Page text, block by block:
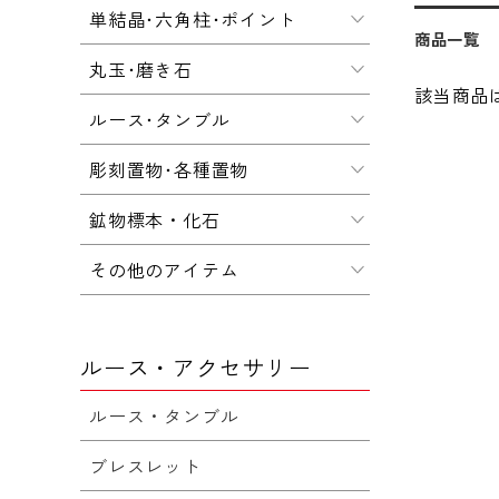
商品一覧
該当商品
単結晶･六角柱･ポイント
丸玉･磨き石
ルース･タンブル
彫刻置物･各種置物
鉱物標本・化石
その他のアイテム
ルース・アクセサリー
ルース・タンブル
ブレスレット